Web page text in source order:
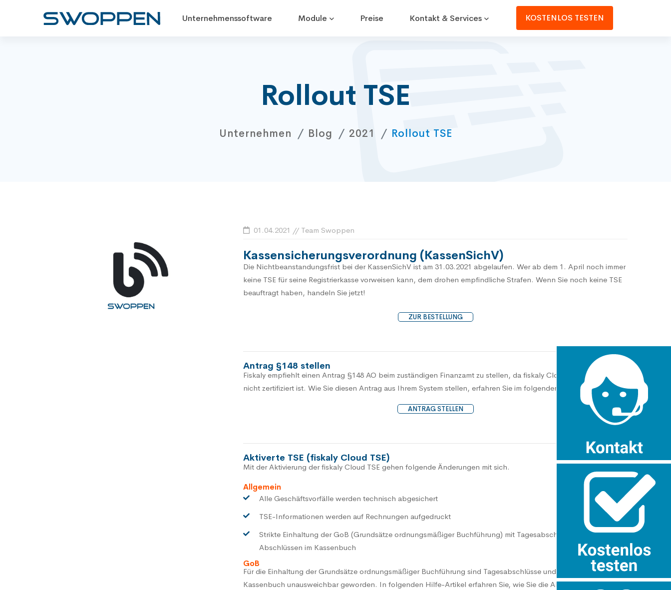
Unternehmenssoftware Module Preise Kontakt & Services KOSTENLOS TESTEN
Rollout TSE
Unternehmen Blog 2021 Rollout TSE
01.04.2021 // Team Swoppen
Kassensicherungsverordnung (KassenSichV)
Die Nichtbeanstandungsfrist bei der KassenSichV ist am 31.03.2021 abgelaufen. Wer ab dem 1. April noch immer
keine TSE für seine Registrierkasse vorweisen kann, dem drohen empfindliche Strafen. Wenn Sie noch keine TSE
beauftragt haben, handeln Sie jetzt!
ZUR BESTELLUNG
Antrag §148 stellen
Fiskaly empfiehlt einen Antrag §148 AO beim zuständigen Finanzamt zu stellen, da fiskaly Cloud TSE final noch
nicht zertifiziert ist. Wie Sie diesen Antrag aus Ihrem System stellen, erfahren Sie im folgenden Hilfeartikel.
ANTRAG STELLEN
Aktiverte TSE (fiskaly Cloud TSE)
Mit der Aktivierung der fiskaly Cloud TSE gehen folgende Änderungen mit sich.
Allgemein
Alle Geschäftsvorfälle werden technisch abgesichert
TSE-Informationen werden auf Rechnungen aufgedruckt
Strikte Einhaltung der GoB (Grundsätze ordnungsmäßiger Buchführung) mit Tagesabschlüssen und
Abschlüssen im Kassenbuch
GoB
Für die Einhaltung der Grundsätze ordnungsmäßiger Buchführung sind Tagesabschlüsse und Abschlüsse im
Kassenbuch unausweichbar geworden. In folgenden Hilfe-Artikel erfahren Sie, wie Sie die Abschlüsse im System